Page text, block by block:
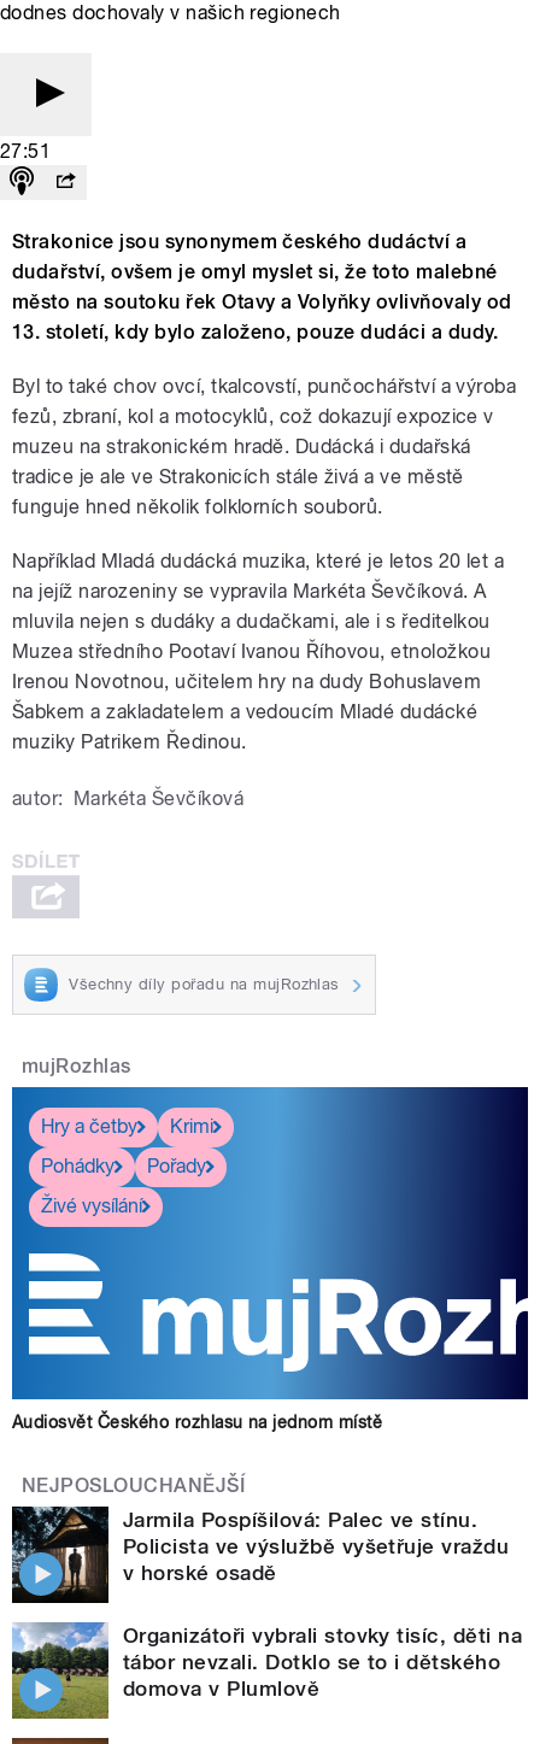
dodnes dochovaly v našich regionech
27:51
Strakonice jsou synonymem českého dudáctví a
dudařství, ovšem je omyl myslet si, že toto malebné
město na soutoku řek Otavy a Volyňky ovlivňovaly od
13. století, kdy bylo založeno, pouze dudáci a dudy.
Byl to také chov ovcí, tkalcovstí, punčochářství a výroba
fezů, zbraní, kol a motocyklů, což dokazují expozice v
muzeu na strakonickém hradě. Dudácká i dudařská
tradice je ale ve Strakonicích stále živá a ve městě
funguje hned několik folklorních souborů.
Například Mladá dudácká muzika, které je letos 20 let a
na jejíž narozeniny se vypravila Markéta Ševčíková. A
mluvila nejen s dudáky a dudačkami, ale i s ředitelkou
Muzea středního Pootaví Ivanou Říhovou, etnoložkou
Irenou Novotnou, učitelem hry na dudy Bohuslavem
Šabkem a zakladatelem a vedoucím Mladé dudácké
muziky Patrikem Ředinou.
autor: Markéta Ševčíková
Všechny díly pořadu na mujRozhlas
mujRozhlas
Hry a četby
Krimi
Pohádky
Pořady
Živé vysílání
Audiosvět Českého rozhlasu na jednom místě
NEJPOSLOUCHANĚJŠÍ
Jarmila Pospíšilová: Palec ve stínu.
Policista ve výslužbě vyšetřuje vraždu
v horské osadě
Organizátoři vybrali stovky tisíc, děti na
tábor nevzali. Dotklo se to i dětského
domova v Plumlově